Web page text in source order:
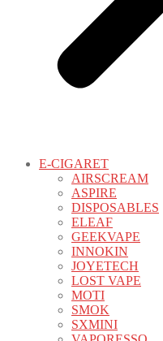
E-CIGARET
AIRSCREAM
ASPIRE
DISPOSABLES
ELEAF
GEEKVAPE
INNOKIN
JOYETECH
LOST VAPE
MOTI
SMOK
SXMINI